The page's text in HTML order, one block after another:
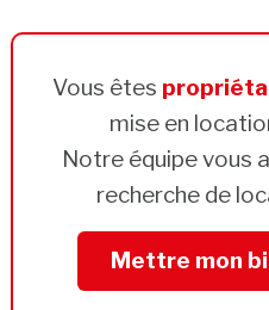
Vous êtes
mise en
Notre équipe vous
recherche de
Mettre mon